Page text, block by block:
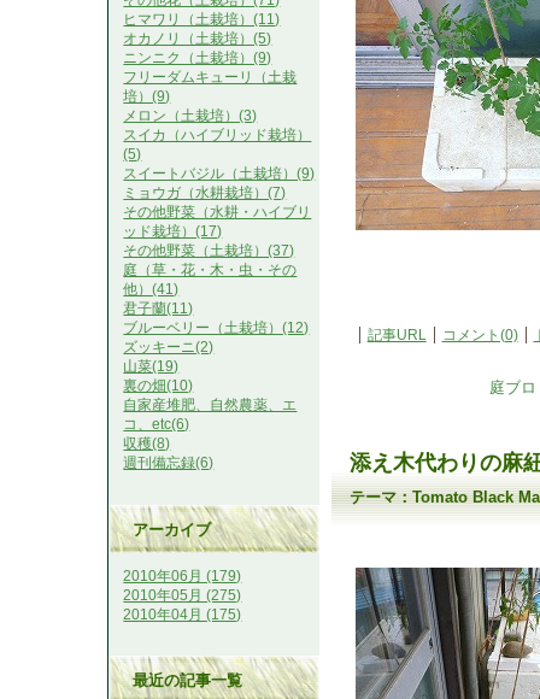
記事URL コメント(0)
庭ブ
添え木代わりの麻
テーマ：Tomato Black
ヒマワリ（土栽培）(11)
オカノリ（土栽培）(5)
ニンニク（土栽培）(9)
フリーダムキューリ（土栽
培）(9)
メロン（土栽培）(3)
スイカ（ハイブリッド栽培）
(5)
スイートバジル（土栽培）(9)
ミョウガ（水耕栽培）(7)
その他野菜（水耕・ハイブリ
ッド栽培）(17)
その他野菜（土栽培）(37)
庭（草・花・木・虫・その
他）(41)
君子蘭(11)
ブルーベリー（土栽培）(12)
ズッキーニ(2)
山菜(19)
裏の畑(10)
自家産堆肥、自然農薬、エ
コ、etc(6)
収穫(8)
週刊備忘録(6)
アーカイブ
2010年06月 (179)
2010年05月 (275)
2010年04月 (175)
最近の記事一覧